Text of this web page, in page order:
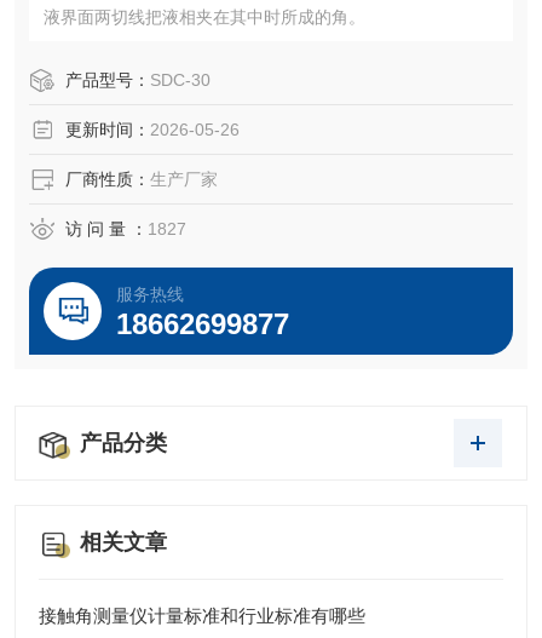
液界面两切线把液相夹在其中时所成的角。
产品型号： SDC-30
更新时间： 2026-05-26
厂商性质： 生产厂家
访 问 量 ： 1827
服务热线
18662699877
产品分类
相关文章
接触角测量仪计量标准和行业标准有哪些